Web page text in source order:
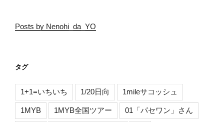
Posts by Nenohi_da_YO
タグ
1+1=いちいち 1/20日向 1mileサコッシュ
1MYB 1MYB全国ツアー 01「パセワン」さん